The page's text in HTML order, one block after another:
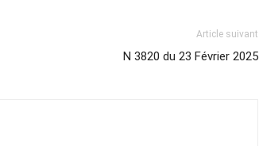
Article suivant
N 3820 du 23 Février 2025